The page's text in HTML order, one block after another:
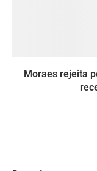
Moraes rejeita